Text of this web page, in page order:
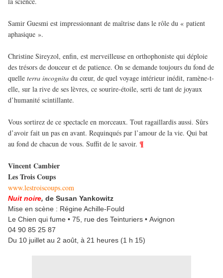
Samir Guesmi est impressionnant de maîtrise dans le rôle du « patient
aphasique ».
Christine Sireyzol, enfin, est merveilleuse en orthophoniste qui déploie
des trésors de douceur et de patience. On se demande toujours du fond de
quelle terra incognita du cœur, de quel voyage intérieur inédit, ramène-t-
elle, sur la rive de ses lèvres, ce sourire-étoile, serti de tant de joyaux
d’humanité scintillante.
Vous sortirez de ce spectacle en morceaux. Tout ragaillardis aussi. Sûrs
d’avoir fait un pas en avant. Requinqués par l’amour de la vie. Qui bat
au fond de chacun de vous. Suffit de le savoir. ¶
Vincent Cambier
Les Trois Coups
www.lestroiscoups.com
Nuit noire, de Susan Yankowitz
Mise en scène : Régine Achille-Fould
Le Chien qui fume • 75, rue des Teinturiers • Avignon
04 90 85 25 87
Du 10 juillet au 2 août, à 21 heures (1 h 15)